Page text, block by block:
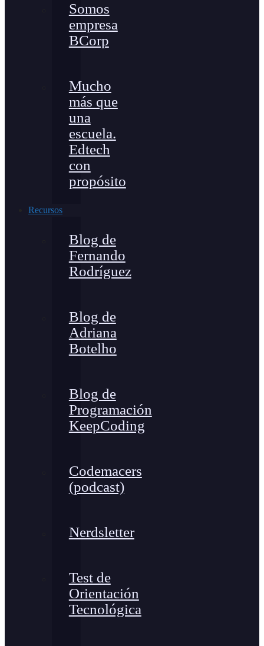
Somos
empresa
BCorp
Mucho
más que
una
escuela.
Edtech
con
propósito
Recursos
Blog de
Fernando
Rodríguez
Blog de
Adriana
Botelho
Blog de
Programación
KeepCoding
Codemacers
(podcast)
Nerdsletter
Test de
Orientación
Tecnológica